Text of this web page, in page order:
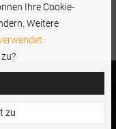
aus
und
Ihre Cookie-
Weitere
zu